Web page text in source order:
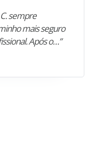
sempre
mais seguro
Após o…”